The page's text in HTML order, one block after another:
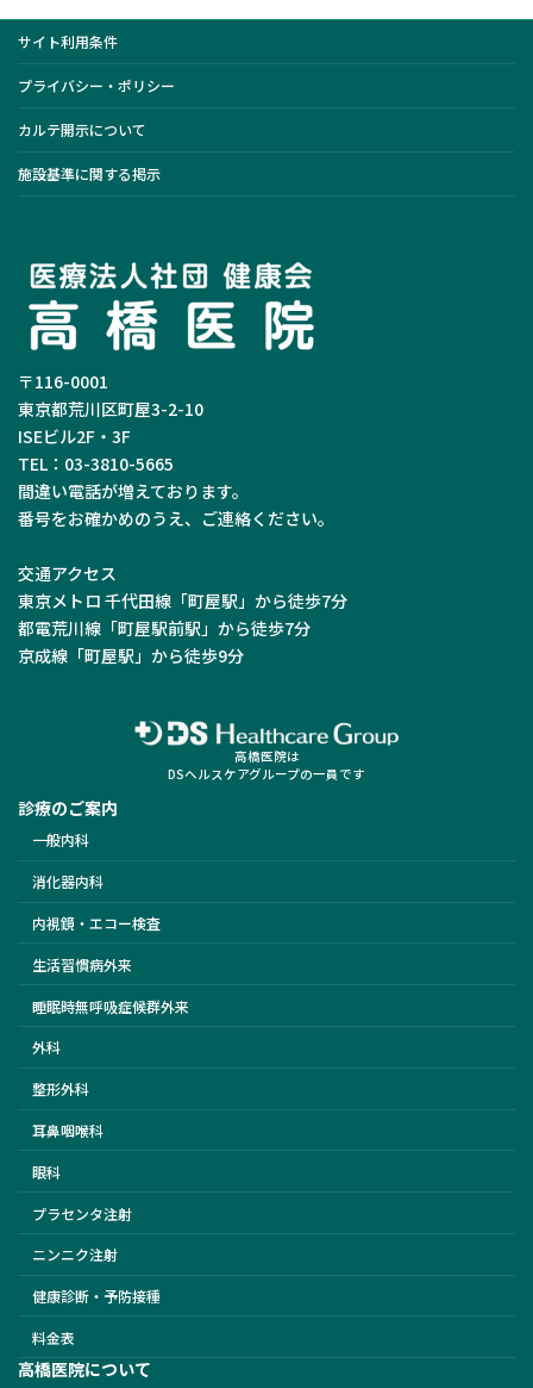
サイト利用条件
プライバシー・ポリシー
カルテ開示について
施設基準に関する掲示
〒116-0001
東京都荒川区町屋3-2-10
ISEビル2F・3F
TEL：03-3810-5665
間違い電話が増えております。
番号をお確かめのうえ、ご連絡ください。
交通アクセス
東京メトロ 千代田線「町屋駅」から徒歩7分
都電荒川線「町屋駅前駅」から徒歩7分
京成線「町屋駅」から徒歩9分
高橋医院は
DSヘルスケアグループの一員です
診療のご案内
一般内科
消化器内科
内視鏡・エコー検査
生活習慣病外来
睡眠時無呼吸症候群外来
外科
整形外科
耳鼻咽喉科
眼科
プラセンタ注射
ニンニク注射
健康診断・予防接種
料金表
高橋医院について